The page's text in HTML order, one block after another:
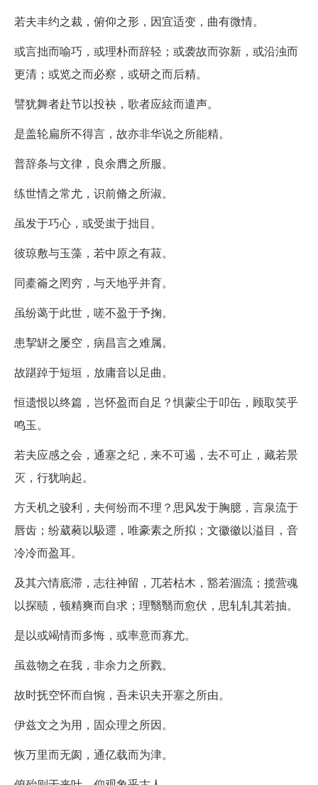
若夫丰约之裁，俯仰之形，因宜适变，曲有微情。
或言拙而喻巧，或理朴而辞轻；或袭故而弥新，或沿浊而
更清；或览之而必察，或研之而后精。
譬犹舞者赴节以投袂，歌者应絃而遣声。
是盖轮扁所不得言，故亦非华说之所能精。
普辞条与文律，良余膺之所服。
练世情之常尤，识前脩之所淑。
虽发于巧心，或受蚩于拙目。
彼琼敷与玉藻，若中原之有菽。
同橐籥之罔穷，与天地乎并育。
虽纷蔼于此世，嗟不盈于予掬。
患挈缾之屡空，病昌言之难属。
故踸踔于短垣，放庸音以足曲。
恒遗恨以终篇，岂怀盈而自足？惧蒙尘于叩缶，顾取笑乎
鸣玉。
若夫应感之会，通塞之纪，来不可遏，去不可止，藏若景
灭，行犹响起。
方天机之骏利，夫何纷而不理？思风发于胸臆，言泉流于
唇齿；纷葳蕤以馺遝，唯豪素之所拟；文徽徽以溢目，音
冷冷而盈耳。
及其六情底滞，志往神留，兀若枯木，豁若涸流；揽营魂
以探赜，顿精爽而自求；理翳翳而愈伏，思轧轧其若抽。
是以或竭情而多悔，或率意而寡尤。
虽兹物之在我，非余力之所戮。
故时抚空怀而自惋，吾未识夫开塞之所由。
伊兹文之为用，固众理之所因。
恢万里而无阂，通亿载而为津。